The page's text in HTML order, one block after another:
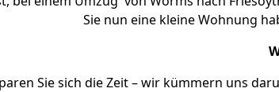
Sie nun eine kleine Wohnung
Sie sich die Zeit – wir kümmern uns